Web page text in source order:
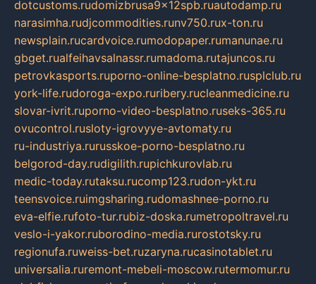
dotcustoms.rudomizbrusa9x12spb.ruautodamp.ru
narasimha.rudjcommodities.runv750.rux-ton.ru
newsplain.rucardvoice.rumodopaper.rumanunae.ru
gbget.rualfeihavsalnassr.rumadoma.rutajuncos.ru
petrovkasports.ruporno-online-besplatno.rusplclub.ru
york-life.rudoroga-expo.ruribery.rucleanmedicine.ru
slovar-ivrit.ruporno-video-besplatno.ruseks-365.ru
ovucontrol.rusloty-igrovyye-avtomaty.ru
ru-industriya.rurusskoe-porno-besplatno.ru
belgorod-day.rudigilith.rupichkurovlab.ru
medic-today.rutaksu.rucomp123.rudon-ykt.ru
teensvoice.ruimgsharing.rudomashnee-porno.ru
eva-elfie.rufoto-tur.rubiz-doska.rumetropoltravel.ru
veslo-i-yakor.ruborodino-media.rurostotsky.ru
regionufa.ruweiss-bet.ruzaryna.rucasinotablet.ru
universalia.ruremont-mebeli-moscow.rutermomur.ru